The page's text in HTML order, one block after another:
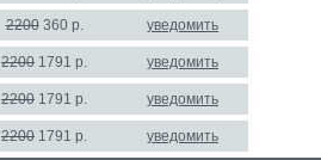
2200360 р. уведомить
2200 1791 р. уведомить
2200 1791 р. уведомить
2200 1791 р.
уведомить